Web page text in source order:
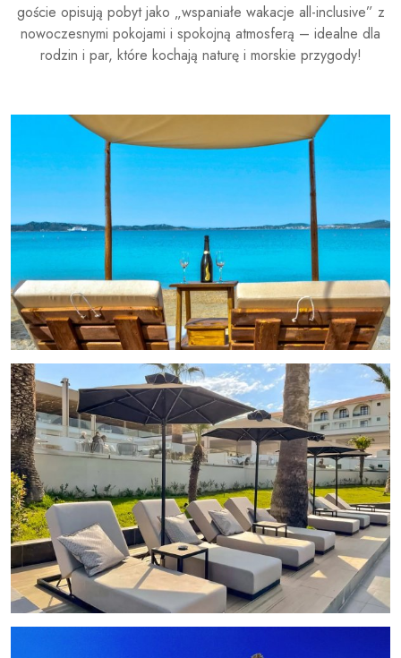
goście opisują pobyt jako „wspaniałe wakacje all-inclusive” z
nowoczesnymi pokojami i spokojną atmosferą – idealne dla
rodzin i par, które kochają naturę i morskie przygody!